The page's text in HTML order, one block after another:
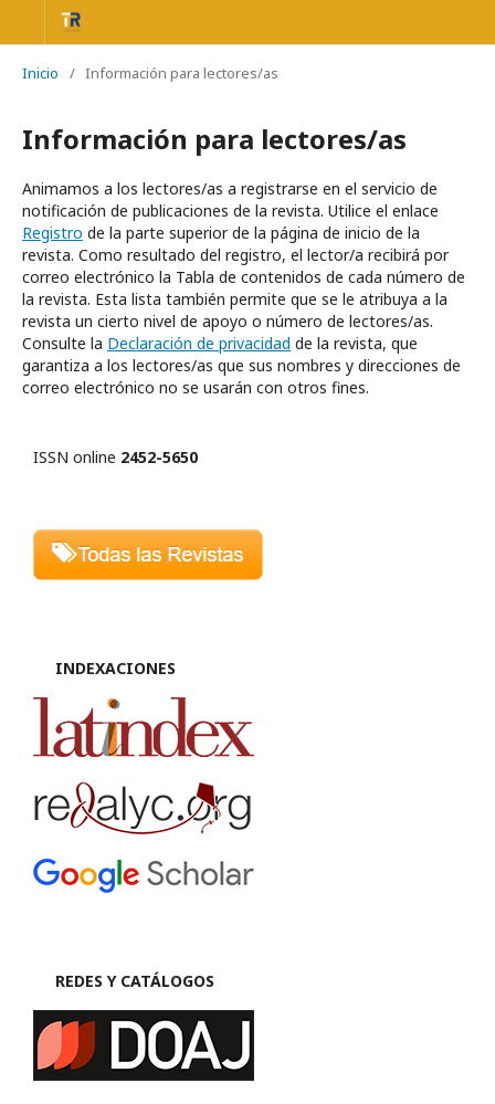
Inicio / Información para lectores/as
Información para lectores/as
Animamos a los lectores/as a registrarse en el servicio de
notificación de publicaciones de la revista. Utilice el enlace
Registro de la parte superior de la página de inicio de la
revista. Como resultado del registro, el lector/a recibirá por
correo electrónico la Tabla de contenidos de cada número de
la revista. Esta lista también permite que se le atribuya a la
revista un cierto nivel de apoyo o número de lectores/as.
Consulte la Declaración de privacidad de la revista, que
garantiza a los lectores/as que sus nombres y direcciones de
correo electrónico no se usarán con otros fines.
ISSN online 2452-5650
INDEXACIONES
REDES Y CATÁLOGOS